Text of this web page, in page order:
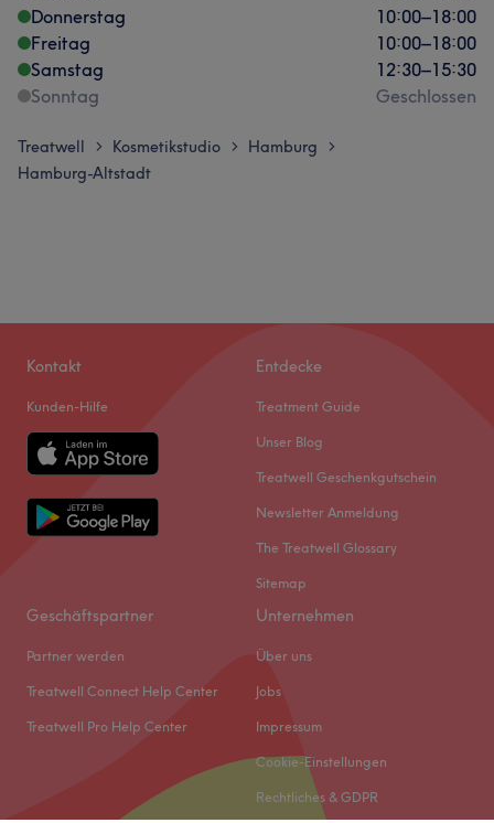
Donnerstag
10:00–18:00
Freitag
10:00–18:00
Samstag
12:30–15:30
Sonntag
Geschlossen
Treatwell > Kosmetikstudio > Hamburg >
Hamburg-Altstadt
Kontakt
Kunden-Hilfe
Entdecke
Treatment Guide
Unser Blog
Treatwell Geschenkgutschein
Newsletter Anmeldung
The Treatwell Glossary
Sitemap
Geschäftspartner
Partner werden
Treatwell Connect Help Center
Treatwell Pro Help Center
Unternehmen
Über uns
Jobs
Impressum
Cookie-Einstellungen
Rechtliches & GDPR